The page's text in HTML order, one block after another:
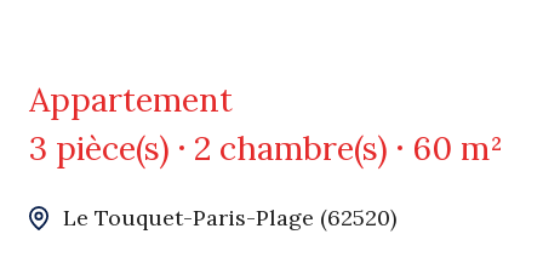
Appartement
3 pièce(s)
2 chambre(s) 60 m²
Le Touquet-Paris-Plage (62520)